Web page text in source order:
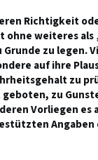
Richtigkeit
weiteres als
zu legen.
auf ihre
zu
zu
Vorliegen es